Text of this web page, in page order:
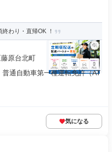
わり・直帰OK ！
原台北町
通自動車第一種運転免許（AT
気になる